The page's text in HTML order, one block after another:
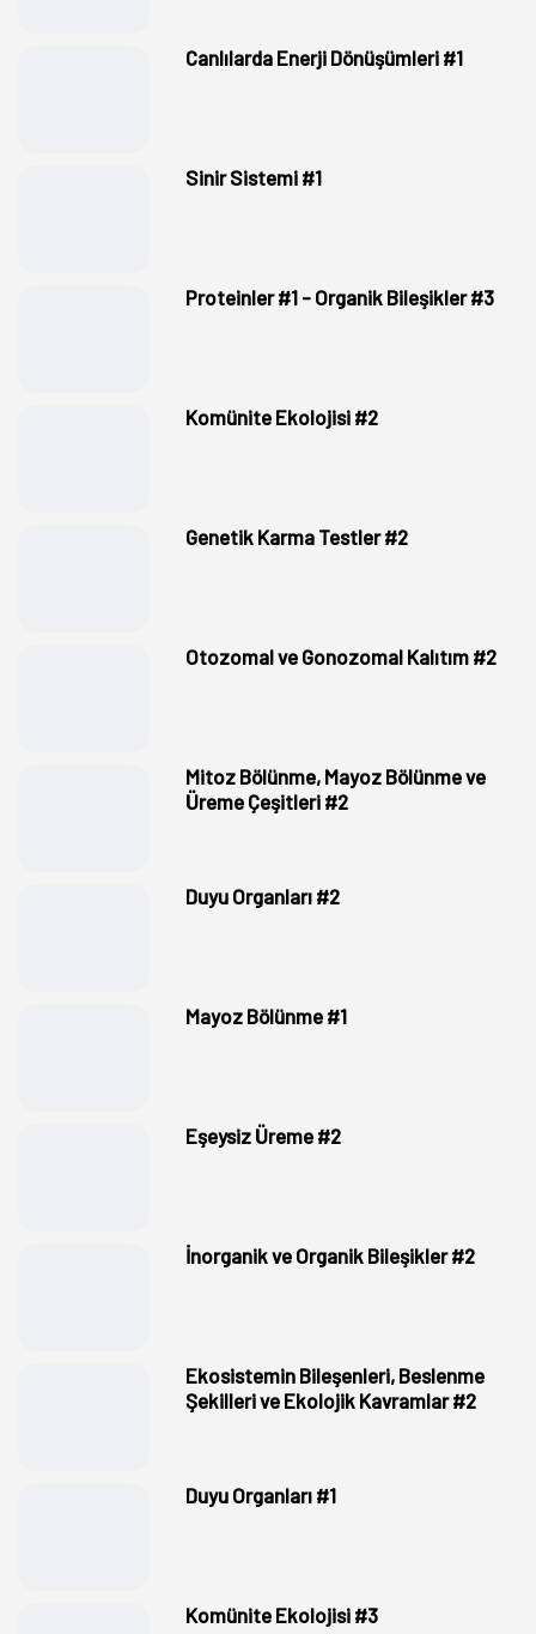
Canlılarda Enerji Dönüşümleri #1
Sinir Sistemi #1
Proteinler #1 - Organik Bileşikler #3
Komünite Ekolojisi #2
Genetik Karma Testler #2
Otozomal ve Gonozomal Kalıtım #2
Mitoz Bölünme, Mayoz Bölünme ve
Üreme Çeşitleri #2
Duyu Organları #2
Mayoz Bölünme #1
Eşeysiz Üreme #2
İnorganik ve Organik Bileşikler #2
Ekosistemin Bileşenleri, Beslenme
Şekilleri ve Ekolojik Kavramlar #2
Duyu Organları #1
Komünite Ekolojisi #3